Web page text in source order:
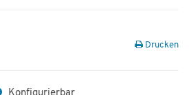
Drucken